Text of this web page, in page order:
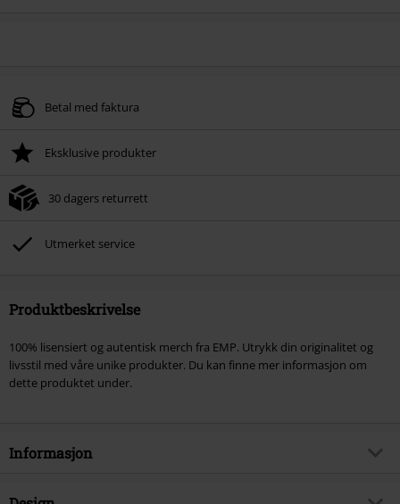
Betal med faktura
Eksklusive produkter
30 dagers returrett
Utmerket service
Produktbeskrivelse
100% lisensiert og autentisk merch fra EMP. Utrykk din originalitet og
livsstil med våre unike produkter. Du kan finne mer informasjon om
dette produktet under.
Informasjon
Artikkelnummer